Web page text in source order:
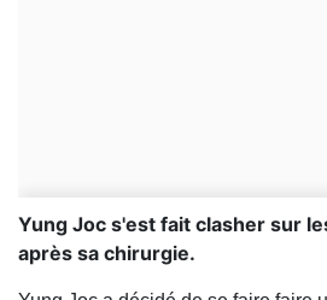
Yung Joc s'est fait clasher sur
après sa chirurgie.